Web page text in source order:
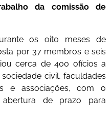
da comissão de
os oito meses de
por 37 membros e seis
cerca de 400 ofícios a
civil, faculdades
e associações, com o
de prazo para